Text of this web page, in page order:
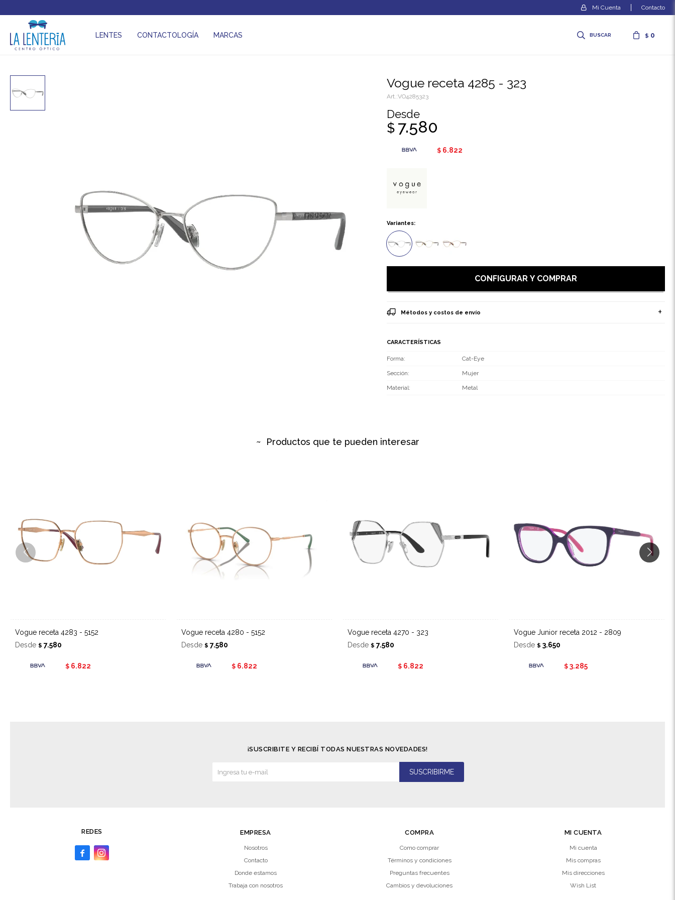
LENTES CONTACTOLOGÍA MARCAS $ 0
Contacto
Vogue receta 4285 - 323
VO4285323
Desde
$ 7.580
$ 6.822
Variantes:
CONFIGURAR Y COMPRAR
Métodos y costos de envío
CARACTERÍSTICAS
Forma Cat-Eye
Sección Mujer
Material Metal
Productos que te pueden interesar
Vogue receta 4283 - 5152
Desde $ 7.580
$ 6.822
Vogue receta 4280 - 5152
Desde $ 7.580
$ 6.822
Vogue receta 4270 - 323
Desde $ 7.580
$ 6.822
Vogue Junior receta 2012 - 2809
Desde $ 3.650
$ 3.285
REDES
 
EMPRESA
Nosotros
Contacto
Donde estamos
Trabaja con nosotros
COMPRA
Como comprar
Términos y condiciones
Preguntas frecuentes
Cambios y devoluciones
MI CUENTA
Mi cuenta
Mis compras
Mis direcciones
Wish List
¡SUSCRIBITE Y RECIBÍ TODAS NUESTRAS NOVEDADES!
SUSCRIBIRME